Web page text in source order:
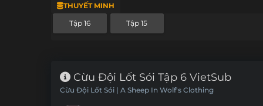
THUYẾT MINH
Tập 16 Tập 15
Cừu Đội Lốt Sói Tập 6 VietSub
Cừu Đội Lốt Sói | A Sheep In Wolf's Clothing